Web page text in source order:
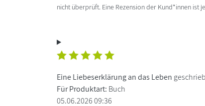
nicht überprüft. Eine Rezension der Kund*innen ist
Eine Liebeserklärung an das Leben
Für Produktart: Buch
05.06.2026 09:36